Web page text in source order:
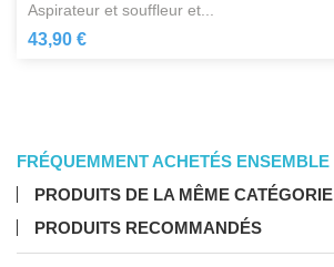
aspirateur et souffleur et...
43,90 €
FRÉQUEMMENT ACHETÉS ENSEMBLE
PRODUITS DE LA MÊME CATÉGORIE
PRODUITS RECOMMANDÉS